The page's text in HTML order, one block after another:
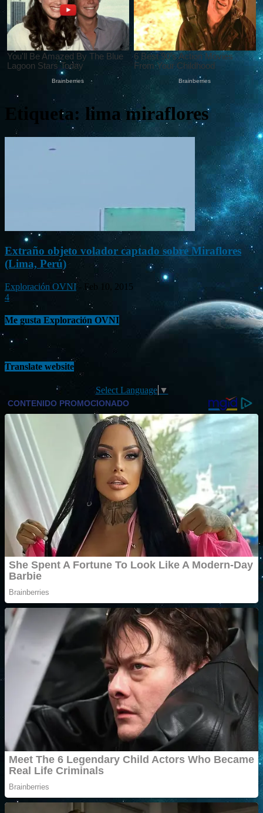
Etiqueta: lima miraflores
Extraño objeto volador captado sobre Miraflores
(Lima, Perú)
Exploración OVNI -
Feb 10, 2015
4
Me gusta Exploración OVNI
Translate website
Select Language ▼